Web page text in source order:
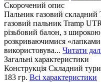
Скорочений опис
Пальник газовий
газовий пальник Tramp
різьбовий балон, з
розкриваючимися
використовува... Читати
Загальні характеристики
Конструкція Складний
183 гр. Всі характеристики